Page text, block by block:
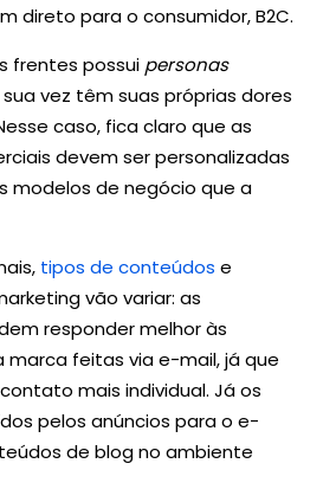
direto para o consumidor, B2C.
frentes possui personas
vez têm suas próprias dores
caso, fica claro que as
devem ser personalizadas
modelos de negócio que a
tipos de conteúdos e
vão variar: as
responder melhor às
marca feitas via e-mail, já que
mais individual. Já os
pelos anúncios para o e-
de blog no ambiente